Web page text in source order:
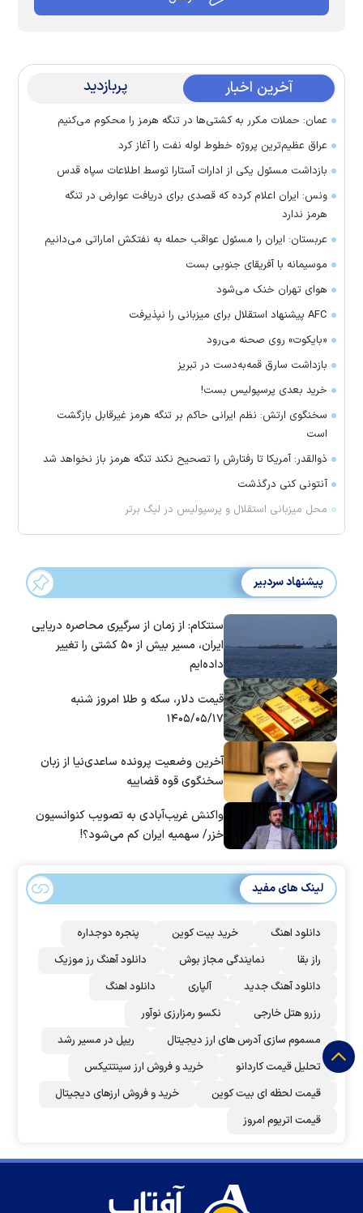
آخرین اخبار پربازدید
عمان: حملات مکرر به کشتی‌ها در تنگه هرمز را محکوم می‌کنیم
عراق عظیم‌ترین پروژه خطوط لوله نفت را آغاز کرد
بازداشت مسئول یکی از ادارات آستارا توسط اطلاعات سپاه قدس
ونس: ایران اعلام کرده که قصدی برای دریافت عوارض در تنگه
هرمز ندارد
عربستان: ایران را مسئول عواقب حمله به نفتکش اماراتی می‌دانیم
موسیمانه با آفریقای جنوبی بست
هوای تهران خنک می‌شود
AFC پیشنهاد استقلال برای میزبانی را نپذیرفت
«بایکوت» روی صحنه می‌رود
بازداشت سارق قمه‌به‌دست در تبریز
خرید بعدی پرسپولیس بست!
سخنگوی ارتش: نظم ایرانی حاکم بر تنگه هرمز غیرقابل بازگشت
است
ذوالقدر: آمریکا تا رفتارش را تصحیح نکند تنگه هرمز باز نخواهد شد
آنتونی کنی درگذشت
محل میزبانی استقلال و پرسپولیس در لیگ برتر
پیشنهاد سردبیر
سنتکام: از زمان از سرگیری محاصره دریایی
ایران، مسیر بیش از ۵۰ کشتی را تغییر
داده‌ایم
قیمت دلار، سکه و طلا امروز شنبه
۱۴۰۵/۰۵/۱۷
آخرین وضعیت پرونده ساعدی‌نیا از زبان
سخنگوی قوه قضاییه
واکنش غریب‌آبادی به تصویب کنوانسیون
خزر/ سهمیه ایران کم می‌شود؟!
لینک های مفید
دانلود اهنگ خرید بیت کوین
پنجره دوجداره
راز بقا
نمایندگی مجاز بوش
دانلود آهنگ رز‌ موزیک
دانلود آهنگ جدید
آلپاری
دانلود اهنگ
رزرو هتل خارجی
نکسو رمزارزی نوآور
مسموم سازی آدرس های ارز دیجیتال
ریپل در مسیر رشد
تحلیل قیمت کاردانو
خرید و فروش ارز سینتتیکس
قیمت لحظه ای بیت کوین
خرید و فروش ارزهای دیجیتال
قیمت اتریوم امروز